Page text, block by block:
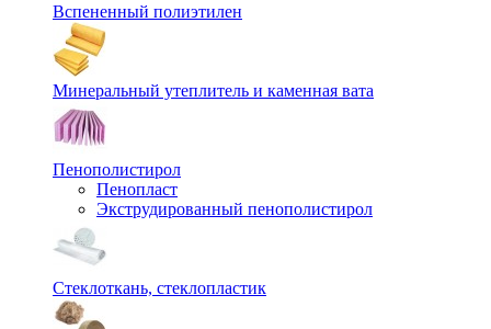
Вспененный полиэтилен
Минеральный утеплитель и каменная вата
Пенополистирол
Пенопласт
Экструдированный пенополистирол
Стеклоткань, стеклопластик